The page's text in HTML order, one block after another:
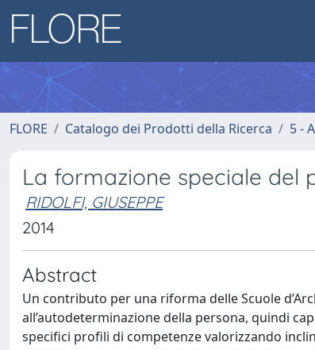
FLORE Catalogo dei Prodotti della Ricerca 5 -
La formazione speciale del
RIDOLFI, GIUSEPPE
2014
Abstract
Un contributo per una riforma delle Scuole
all’autodeterminazione della persona, quindi
specifici profili di competenze valorizzando